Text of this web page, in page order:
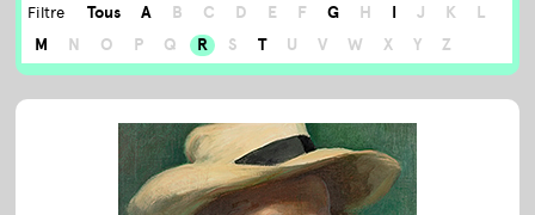
Filtre Tous A B C D E F G H I J K
L
M
N O P Q R S T U V W X Y Z